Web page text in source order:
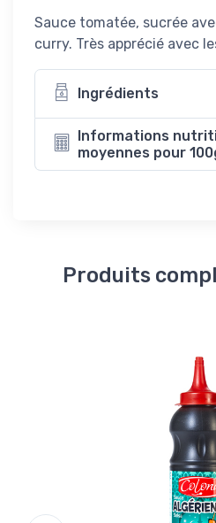
Sauce tomatée, sucrée
curry. Très apprécié avec
Ingrédients
Informations
moyennes pour
Produits